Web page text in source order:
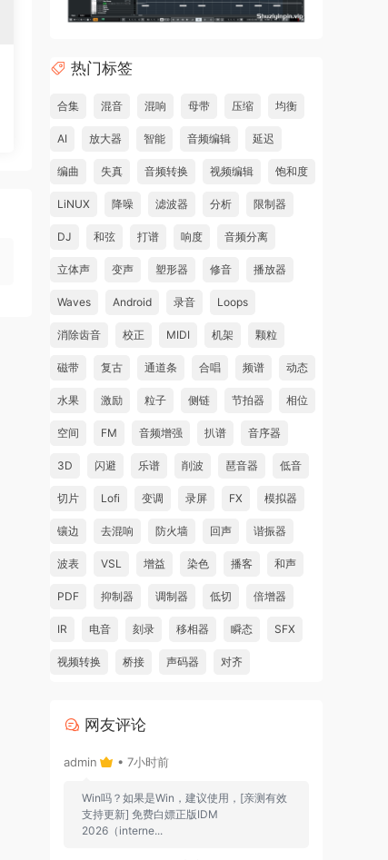
热门标签
合集 混音 混响 母带 压缩 均衡
AI 放大器 智能 音频编辑 延迟
编曲 失真 音频转换 视频编辑 饱和度
LiNUX 降噪 滤波器 分析 限制器
DJ 和弦 打谱 响度 音频分离
立体声 变声 塑形器 修音 播放器
Waves Android 录音 Loops
消除齿音 校正 MIDI 机架 颗粒
磁带 复古 通道条 合唱 频谱 动态
水果 激励 粒子 侧链 节拍器 相位
空间 FM 音频增强 扒谱 音序器
3D 闪避 乐谱 削波 琶音器 低音
切片 Lofi 变调 录屏 FX 模拟器
镶边 去混响 防火墙 回声 谐振器
波表 VSL 增益 染色 播客 和声
PDF 抑制器 调制器 低切 倍增器
IR 电音 刻录 移相器 瞬态 SFX
视频转换 桥接 声码器 对齐
网友评论
admin • 7小时前
Win吗？如果是Win，建议使用，[亲测有效
支持更新] 免费白嫖正版IDM
2026（interne...